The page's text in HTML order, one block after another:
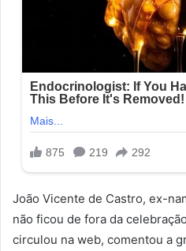
João Vicente de Castro, ex-
não ficou de fora da
circulou na web, comentou a